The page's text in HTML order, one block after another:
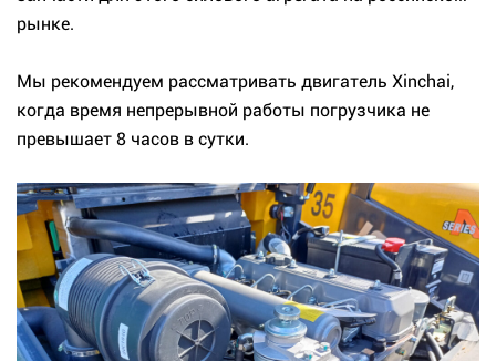
рынке.
Мы рекомендуем рассматривать двигатель Xinchai,
когда время непрерывной работы погрузчика не
превышает 8 часов в сутки.